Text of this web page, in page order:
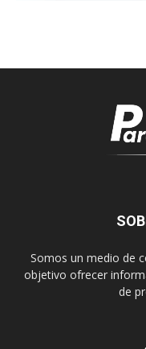
Somos un medio de
objetivo ofrecer
de